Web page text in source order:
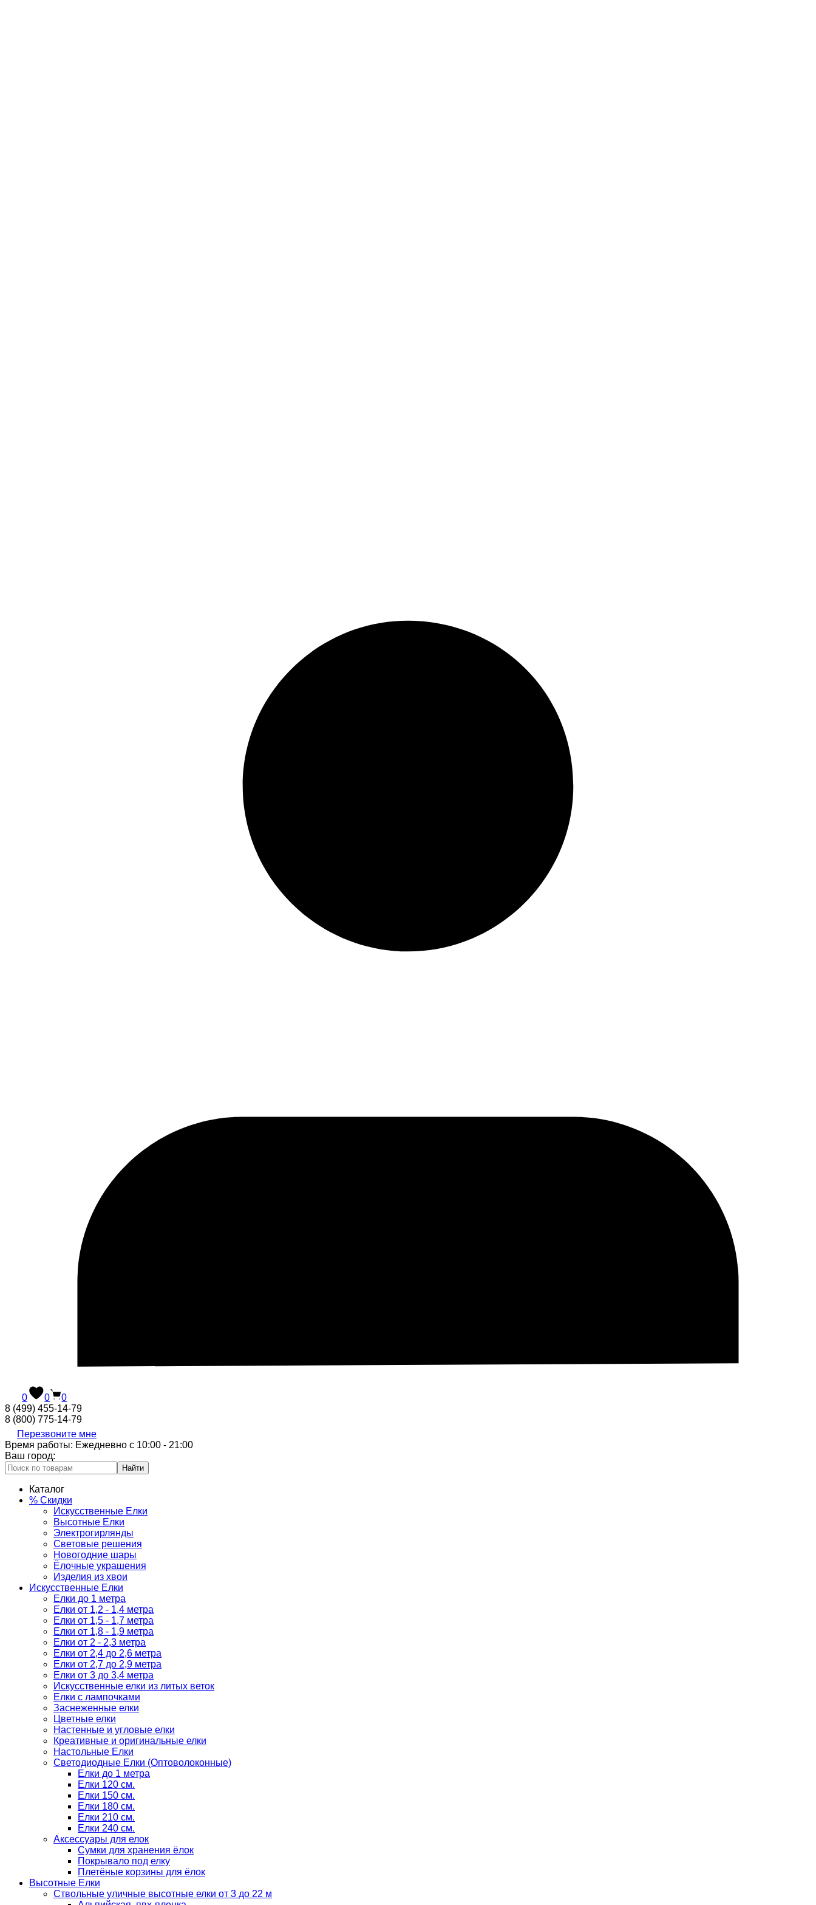
0 0
0
8 (499) 455-14-79
8 (800) 775-14-79
Перезвоните мне
Время работы: Ежедневно с 10:00 - 21:00
Ваш город:
Найти
Каталог
% Скидки
Искусственные Елки
Высотные Елки
Электрогирлянды
Световые решения
Новогодние шары
Ёлочные украшения
Изделия из хвои
Искусственные Елки
Елки до 1 метра
Елки от 1,2 - 1,4 метра
Елки от 1,5 - 1,7 метра
Елки от 1,8 - 1,9 метра
Елки от 2 - 2,3 метра
Елки от 2,4 до 2,6 метра
Елки от 2,7 до 2,9 метра
Елки от 3 до 3,4 метра
Искусственные елки из литых веток
Елки с лампочками
Заснеженные елки
Цветные елки
Настенные и угловые елки
Креативные и оригинальные елки
Настольные Елки
Светодиодные Елки (Оптоволоконные)
Елки до 1 метра
Елки 120 см.
Елки 150 см.
Елки 180 см.
Елки 210 см.
Елки 240 см.
Аксессуары для елок
Сумки для хранения ёлок
Покрывало под елку
Плетёные корзины для ёлок
Высотные Елки
Ствольные уличные высотные елки от 3 до 22 м